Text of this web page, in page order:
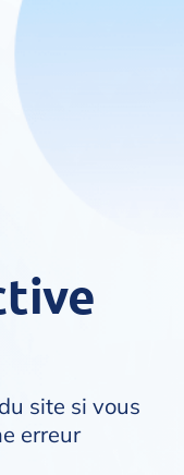
site si vous
erreur